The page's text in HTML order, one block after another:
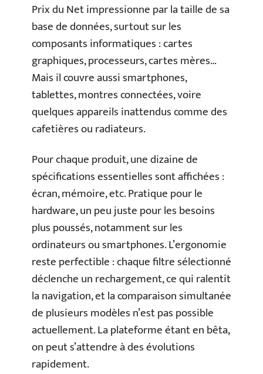
Prix du Net impressionne par la taille de sa
base de données, surtout sur les
composants informatiques : cartes
graphiques, processeurs, cartes mères…
Mais il couvre aussi smartphones,
tablettes, montres connectées, voire
quelques appareils inattendus comme des
cafetières ou radiateurs.
Pour chaque produit, une dizaine de
spécifications essentielles sont affichées :
écran, mémoire, etc. Pratique pour le
hardware, un peu juste pour les besoins
plus poussés, notamment sur les
ordinateurs ou smartphones. L’ergonomie
reste perfectible : chaque filtre sélectionné
déclenche un rechargement, ce qui ralentit
la navigation, et la comparaison simultanée
de plusieurs modèles n’est pas possible
actuellement. La plateforme étant en bêta,
on peut s’attendre à des évolutions
rapidement.